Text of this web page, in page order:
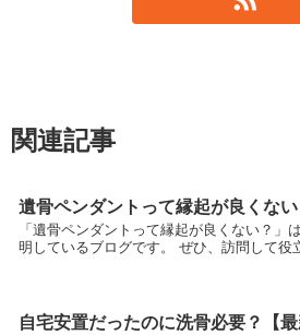
関連記事
遺骨ペンダントって縁起が良くない
「遺骨ペンダントって縁起が良くない？」
明しているブログです。 ぜひ、訪問して
自宅安置だったのに洗骨必要？【最